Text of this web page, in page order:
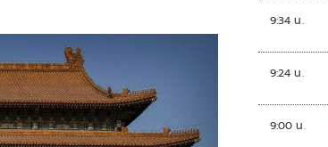
9:34 น.
9:24 น.
9:00 น.